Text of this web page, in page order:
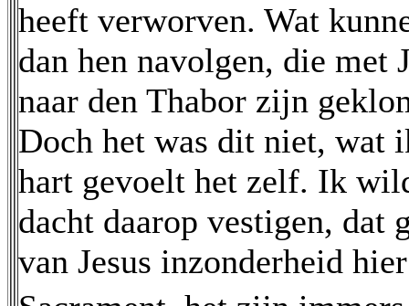
heeft verworven. Wat
dan hen navolgen, die met
naar den Thabor zijn
Doch het was dit niet, wat
hart gevoelt het zelf. Ik
dacht daarop vestigen,
van Jesus inzonderheid